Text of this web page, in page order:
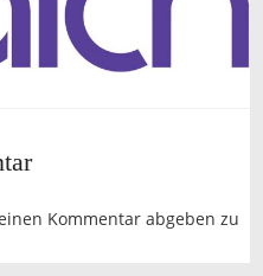
Kommentar abgeben zu